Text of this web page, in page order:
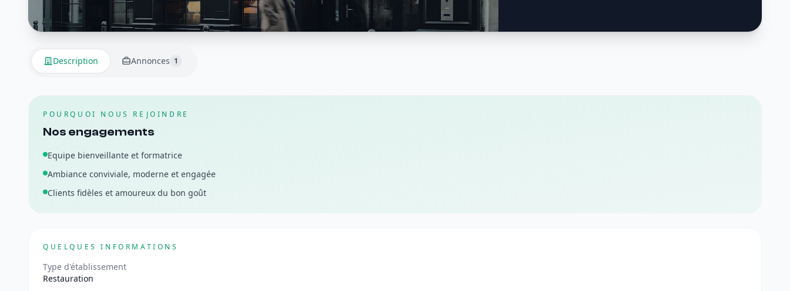
Description Annonces 1
POURQUOI NOUS REJOINDRE
Nos engagements
Equipe bienveillante et formatrice
Ambiance conviviale, moderne et engagée
Clients fidèles et amoureux du bon goût
QUELQUES INFORMATIONS
Type d'établissement
Restauration